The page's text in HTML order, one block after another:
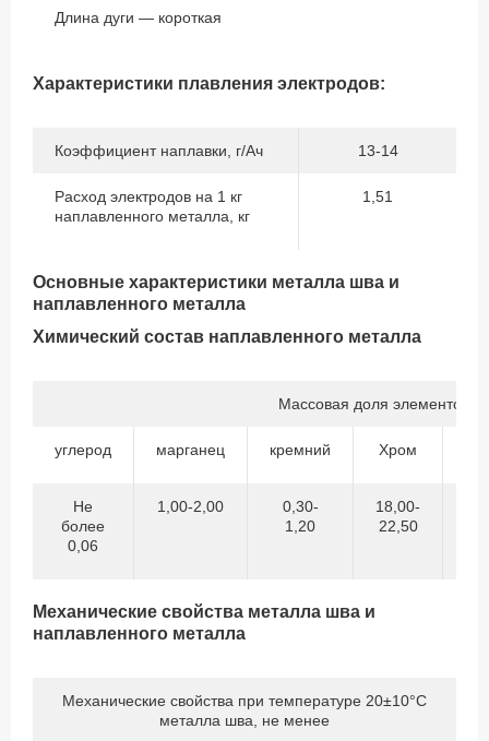
Длина дуги — короткая
Характеристики плавления электродов:
Коэффициент наплавки, г/Ач 13-14
Расход электродов на 1 кг
наплавленного металла, кг
1,51
Основные характеристики металла шва и
наплавленного металла
Химический состав наплавленного металла
Массовая доля элементов,%
углерод марганец кремний Хром
Не
более
0,06
1,00-2,00
0,30-
1,20
18,00-
22,50
Механические свойства металла шва и
наплавленного металла
Механические свойства при температуре 20±10°С
металла шва, не менее